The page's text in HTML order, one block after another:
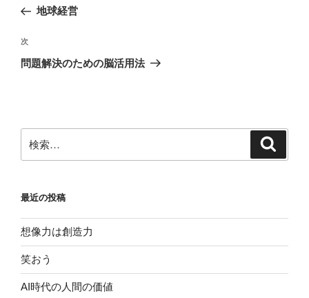
ナ
ビ
ゲ
ン
の
稿
地球経営
次
の
次
問題解決のための脳活用法
索:
最近の投稿
想像力は創造力
笑おう
AI時代の人間の価値